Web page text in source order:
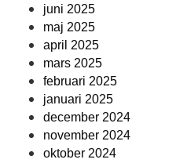
juni 2025
maj 2025
april 2025
mars 2025
februari 2025
januari 2025
december 2024
november 2024
oktober 2024